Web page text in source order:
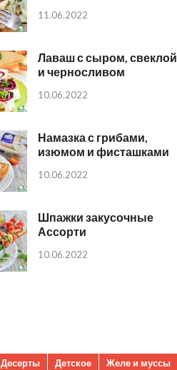
11.06.2022
Лаваш с сыром, свеклой
и черносливом
10.06.2022
Намазка с грибами,
изюмом и фисташками
10.06.2022
Шпажки закусочные
Ассорти
10.06.2022
Десерты Детское
Желе и муссы